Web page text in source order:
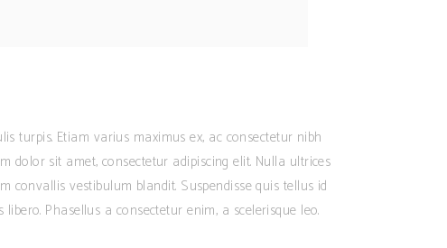
turpis. Etiam varius maximus ex, ac consectetur nibh
dolor sit amet, consectetur adipiscing elit. Nulla ultrices
convallis vestibulum blandit. Suspendisse quis tellus id
Phasellus a consectetur enim, a scelerisque leo.